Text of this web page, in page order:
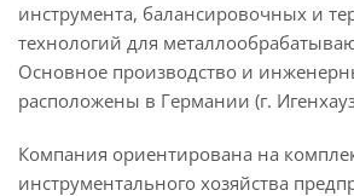
инструмента, балансировочных и
технологий для
Основное производство и
расположены в Германии (г.
Компания ориентирована на
инструментального хозяйства